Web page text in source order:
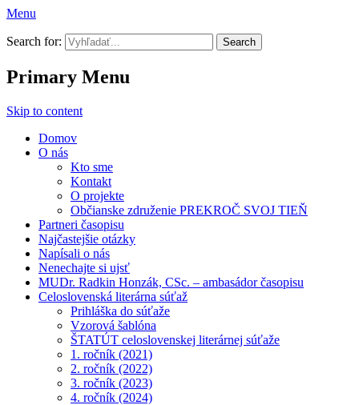
Menu
Prekroč svoj tieň
Search for:
Primary Menu
Skip to content
Domov
O nás
Kto sme
Kontakt
O projekte
Občianske združenie PREKROČ SVOJ TIEŇ
Partneri časopisu
Najčastejšie otázky
Napísali o nás
Nenechajte si ujsť
MUDr. Radkin Honzák, CSc. – ambasádor časopisu
Celoslovenská literárna súťaž
Prihláška do súťaže
Vzorová šablóna
ŠTATÚT celoslovenskej literárnej súťaže
1. ročník (2021)
2. ročník (2022)
3. ročník (2023)
4. ročník (2024)